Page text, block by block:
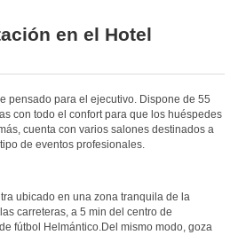
en el Hotel
pensado para el ejecutivo. Dispone de 55
con todo el confort para que los huéspedes
cuenta con varios salones destinados a
de eventos profesionales.
ubicado en una zona tranquila de la
carreteras, a 5 min del centro de
fútbol Helmántico.Del mismo modo, goza